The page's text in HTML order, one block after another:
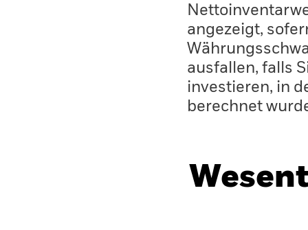
angezeigt,
ausfallen, falls
investieren, in
berechnet